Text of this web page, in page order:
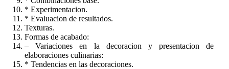
* Experimentacion.
* Evaluacion de resultados.
Texturas.
Formas de acabado:
– Variaciones en la decoracion y presentacion de
elaboraciones culinarias:
* Tendencias en las decoraciones.